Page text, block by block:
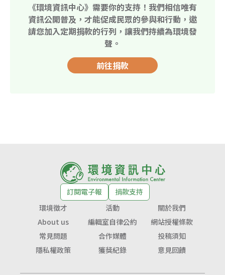
《環境資訊中心》需要你的支持！我們相信唯有
資訊公開普及，才能促成民眾的參與和行動，邀
請您加入定期捐款的行列，讓我們持續為環境發
聲。
前往捐款
訂閱電子報
捐款支持
環境徵才
活動
關於我們
About us
編輯室自律公約
網站授權條款
常見問題
合作媒體
投稿須知
隱私權政策
獲獎紀錄 意見回饋